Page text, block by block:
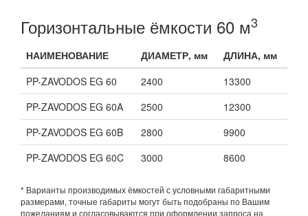
Горизонтальные ёмкости 60 м3
НАИМЕНОВАНИЕ ДИАМЕТР, мм
ДЛИНА, мм
PP-ZAVODOS EG 60
2400
13300
PP-ZAVODOS EG 60A
2500
12300
PP-ZAVODOS EG 60B
2800
9900
PP-ZAVODOS EG 60C
3000 8600
* Варианты производимых ёмкостей с условными габаритными
размерами, точные габариты могут быть подобраны по Вашим
пожеланиям и согласовываются при оформлении запроса на